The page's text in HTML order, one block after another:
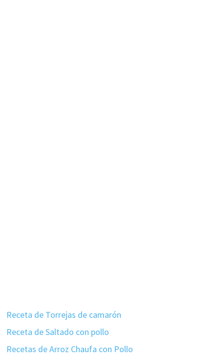
Receta de Torrejas de camarón
Receta de Saltado con pollo
Recetas de Arroz Chaufa con Pollo